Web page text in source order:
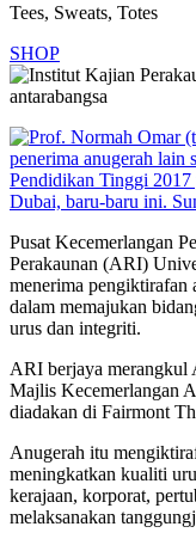
Tees, Sweats, Totes
SHOP
Pusat Kecemerlangan
Perakaunan (ARI)
menerima pengiktirafan
dalam memajukan
urus dan integriti.
ARI berjaya merangkul
Majlis Kecemerlangan
diadakan di Fairmont
Anugerah itu
meningkatkan kualiti
kerajaan, korporat,
melaksanakan